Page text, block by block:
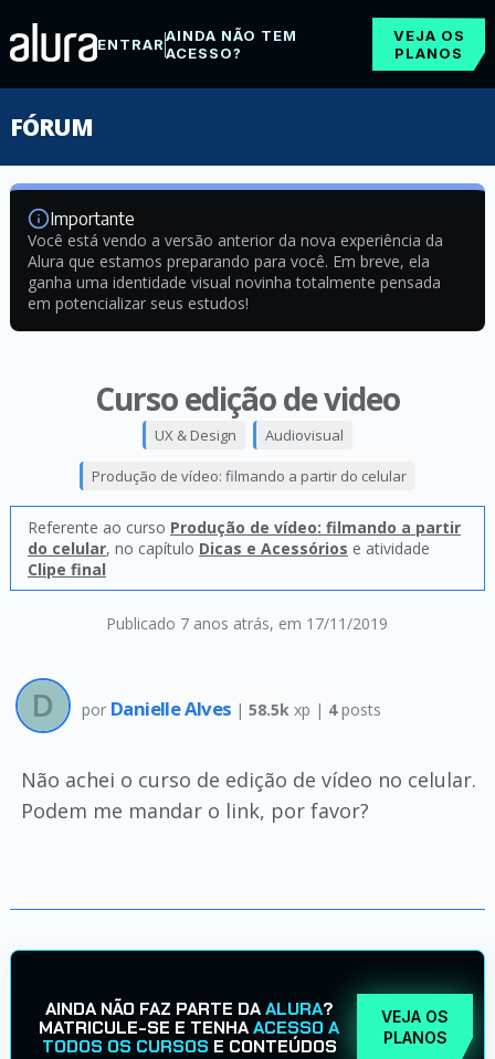
ENTRARAINDA NÃO TEM
ACESSO?
VEJA OS
PLANOS
FÓRUM
Importante
Você está vendo a versão anterior da nova experiência da
Alura que estamos preparando para você. Em breve, ela
ganha uma identidade visual novinha totalmente pensada
em potencializar seus estudos!
Curso edição de video
Publicado 7 anos atrás, em 17/11/2019
UX & Design Audiovisual
Produção de vídeo: filmando a partir do celular
Referente ao curso Produção de vídeo: filmando a partir
do celular, no capítulo Dicas e Acessórios e atividade
Clipe final
por Danielle Alves | 58.5k xp | 4posts
Não achei o curso de edição de vídeo no celular.
Podem me mandar o link, por favor?
AINDA NÃO FAZ PARTE DAALURA?
MATRICULE-SE E TENHAACESSO A
TODOS OS CURSOS E CONTEÚDOS
VEJA OS
PLANOS